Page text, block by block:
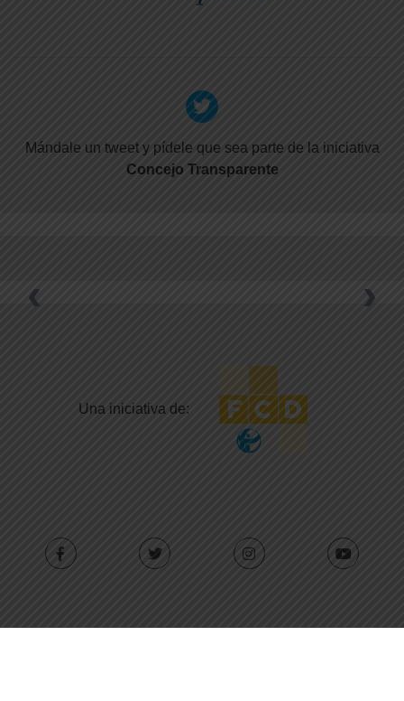
Mándale un tweet y pídele que sea parte de la iniciativa
Concejo Transparente
‹ ›
Una iniciativa de: